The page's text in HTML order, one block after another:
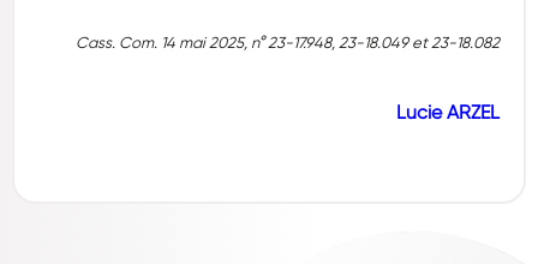
Cass. Com. 14 mai 2025, n° 23-17.948, 23-18.049 et 23-18.082
Lucie ARZEL